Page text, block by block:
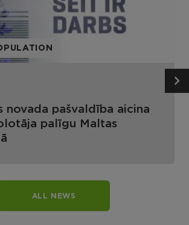
novada pašvaldība aicina
palīgu Maltas
ALL NEWS